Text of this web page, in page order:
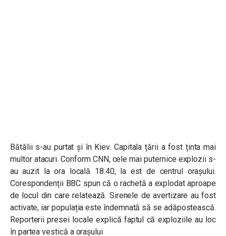
Bătălii s-au purtat și în Kiev. Capitala țării a fost ținta mai
multor atacuri. Conform CNN, cele mai puternice explozii s-
au auzit la ora locală 18:40, la est de centrul orașului.
Corespondenții BBC spun că o rachetă a explodat aproape
de locul din care relatează. Sirenele de avertizare au fost
activate, iar populația este îndemnată să se adăpostească.
Reporterii presei locale explică faptul că exploziile au loc
în partea vestică a orașului